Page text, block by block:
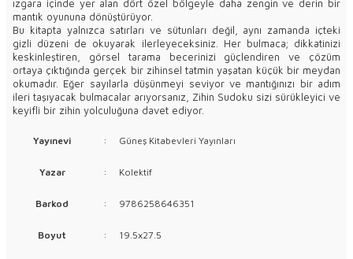
ızgara içinde yer alan dört özel bölgeyle daha zengin ve derin bir
mantık oyununa dönüştürüyor.
Bu kitapta yalnızca satırları ve sütunları değil, aynı zamanda içteki
gizli düzeni de okuyarak ilerleyeceksiniz. Her bulmaca; dikkatinizi
keskinleştiren, görsel tarama becerinizi güçlendiren ve çözüm
ortaya çıktığında gerçek bir zihinsel tatmin yaşatan küçük bir meydan
okumadır. Eğer sayılarla düşünmeyi seviyor ve mantığınızı bir adım
ileri taşıyacak bulmacalar arıyorsanız, Zihin Sudoku sizi sürükleyici ve
keyifli bir zihin yolculuğuna davet ediyor.
Yayınevi : Güneş Kitabevleri Yayınları
Yazar : Kolektif
Barkod : 9786258646351
Boyut : 19.5x27.5